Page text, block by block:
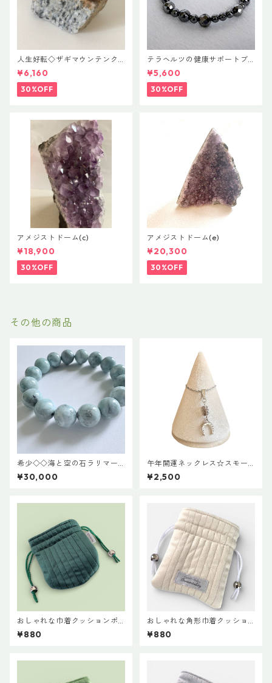
人生好転◇ザギマウンテンク
ォーツ
¥6,160
30%OFF
テラヘルツの健康サポートブ
レス
¥5,600
30%OFF
アメジストドーム(c)
¥18,900
30%OFF
アメジストドーム(e)
¥20,300
30%OFF
その他の商品
希少◇◇海と空の石ラリマー
（ドミニカ産）12mm玉
¥30,000
午年開運ネックレス☆スモー
キークオーツとホースシュー
¥2,500
おしゃれな巾着クッションポ
ーチ♡グリーン
¥880
おしゃれな角形巾着クッショ
ンポーチ◇オフホワイト
¥880